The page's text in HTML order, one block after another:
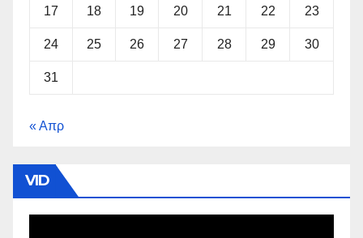
17 18 19 20 21 22 23
24 25 26 27 28 29 30
31
« Απρ
VID